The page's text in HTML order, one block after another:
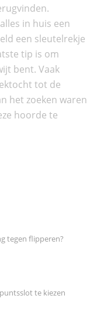
in huis een
een sleutelrekje
tip is om
bent. Vaak
tot de
het zoeken waren
hoorde te
tegen flipperen?
te kiezen